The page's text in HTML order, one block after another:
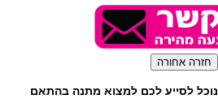
לסייע לכם למצוא מתנה בהתאם